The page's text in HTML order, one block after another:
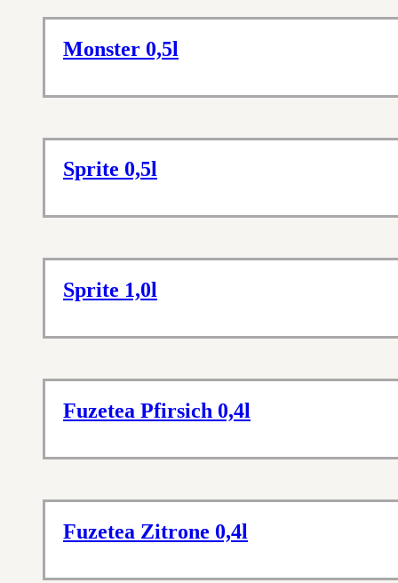
Monster 0,5l
Sprite 0,5l
Sprite 1,0l
Fuzetea Pfirsich 0,4l
Fuzetea Zitrone 0,4l